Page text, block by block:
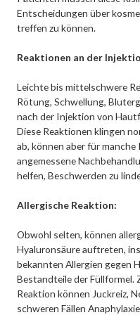
Entscheidungen über
treffen zu können.
Reaktionen an der
Leichte bis mittelschwere
Rötung, Schwellung,
nach der Injektion von
Diese Reaktionen klingen
ab, können aber für
angemessene
helfen, Beschwerden zu
Allergische Reaktion:
Obwohl selten, können
Hyaluronsäure auftreten,
bekannten Allergien gegen
Bestandteile der Füllformel.
Reaktion können Juckreiz,
schweren Fällen